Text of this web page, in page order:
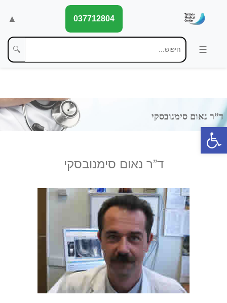
פתח סרגל נגישות
▲ 037712804
🔍
ד”ר נאום סימנובסקי